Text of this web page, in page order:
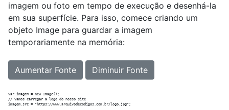
imagem ou foto em tempo de execução e desenhá-la
em sua superfície. Para isso, comece criando um
objeto Image para guardar a imagem
temporariamente na memória:
Aumentar Fonte Diminuir Fonte
var imagem = new Image();
// vamos carregar a logo do nosso site